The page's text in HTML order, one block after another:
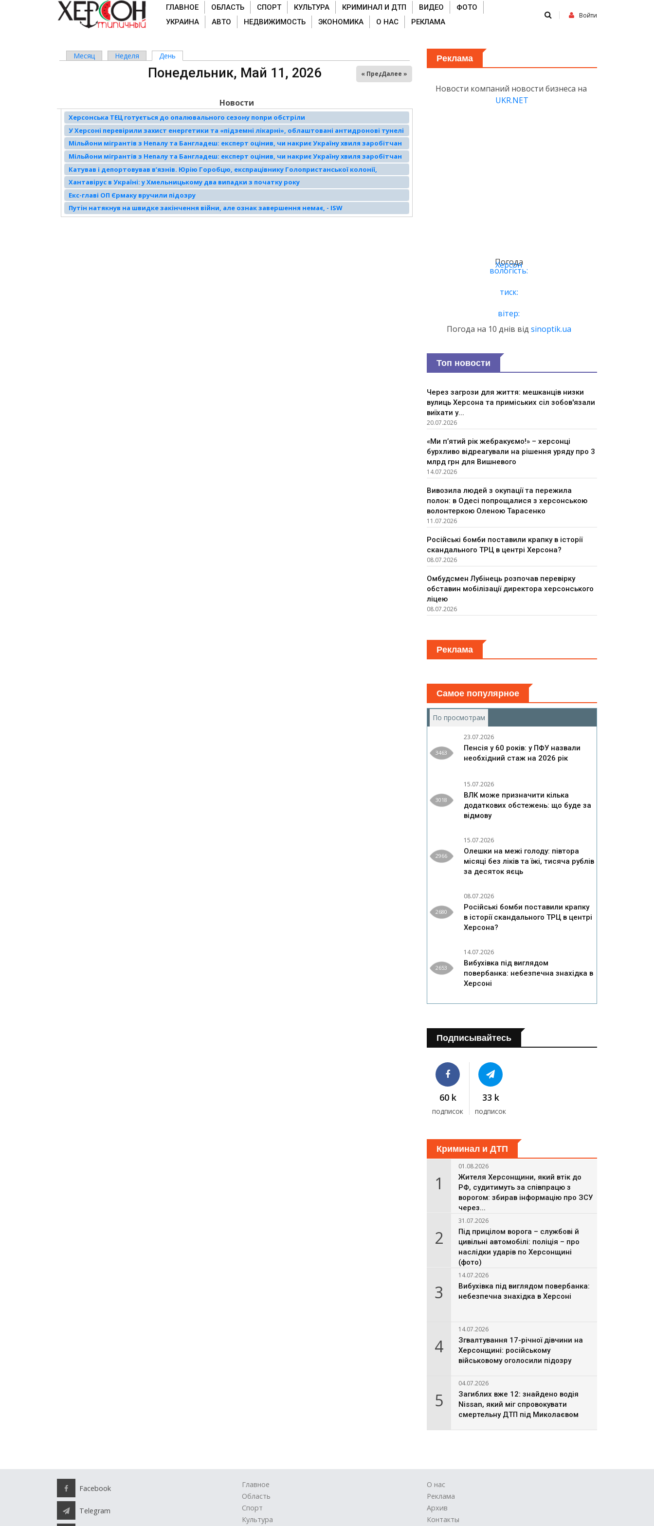
ГЛАВНОЕ ОБЛАСТЬ СПОРТ КУЛЬТУРА КРИМИНАЛ И ДТП ВИДЕО
ФОТО
УКРАИНА
АВТО НЕДВИЖИМОСТЬ ЭКОНОМИКА О НАС РЕКЛАМА
Войти
Главные вкладки
Месяц Неделя День
Понедельник, Май 11, 2026 « ПредДалее »
Новости
Херсонська ТЕЦ готується до опалювального сезону попри обстріли
У Херсоні перевірили захист енергетики та «підземні лікарні», облаштовані антидронові тунелі
Мільйони мігрантів з Непалу та Бангладеш: експерт оцінив, чи накриє Україну хвиля заробітчан
Мільйони мігрантів з Непалу та Бангладеш: експерт оцінив, чи накриє Україну хвиля заробітчан
Катував і депортовував вʼязнів. Юрію Горобцю, експрацівнику Голопристанської колонії,
повідомили про підозру
Хантавірус в Україні: у Хмельницькому два випадки з початку року
Екс-главі ОП Єрмаку вручили підозру
Путін натякнув на швидке закінчення війни, але ознак завершення немає, - ISW
Реклама
Новости компаний новости бизнеса на
UKR.NET
Погода
Херсон
вологість:
тиск:
вітер:
Погода на 10 днів від sinoptik.ua
Топ новости
Через загрози для життя: мешканців низки
вулиць Херсона та приміських сіл зобов'язали
виїхати у...
20.07.2026
«Ми п’ятий рік жебракуємо!» – херсонці
бурхливо відреагували на рішення уряду про 3
млрд грн для Вишневого
14.07.2026
Вивозила людей з окупації та пережила
полон: в Одесі попрощалися з херсонською
волонтеркою Оленою Тарасенко
11.07.2026
Російські бомби поставили крапку в історії
скандального ТРЦ в центрі Херсона?
08.07.2026
Омбудсмен Лубінець розпочав перевірку
обставин мобілізації директора херсонського
ліцею
08.07.2026
Реклама
Самое популярное
По просмотрам
3463
23.07.2026
Пенсія у 60 років: у ПФУ назвали
необхідний стаж на 2026 рік
3018
15.07.2026
ВЛК може призначити кілька
додаткових обстежень: що буде за
відмову
2966
15.07.2026
Олешки на межі голоду: півтора
місяці без ліків та їжі, тисяча рублів
за десяток яєць
2680
08.07.2026
Російські бомби поставили крапку
в історії скандального ТРЦ в центрі
Херсона?
2653
14.07.2026
Вибухівка під виглядом
повербанка: небезпечна знахідка в
Херсоні
Подписывайтесь
60 k
подписок
33 k
подписок
Криминал и ДТП
1
01.08.2026
Жителя Херсонщини, який втік до
РФ, судитимуть за співпрацю з
ворогом: збирав інформацію про ЗСУ
через...
2
31.07.2026
Під прицілом ворога – службові й
цивільні автомобілі: поліція – про
наслідки ударів по Херсонщині
(фото)
3
14.07.2026
Вибухівка під виглядом повербанка:
небезпечна знахідка в Херсоні
4
14.07.2026
Згвалтування 17-річної дівчини на
Херсонщині: російському
військовому оголосили підозру
5
04.07.2026
Загиблих вже 12: знайдено водія
Nissan, який міг спровокувати
смертельну ДТП під Миколаєвом
Facebook
Telegram
Главное
Область
Спорт
Культура
О нас
Реклама
Архив
Контакты